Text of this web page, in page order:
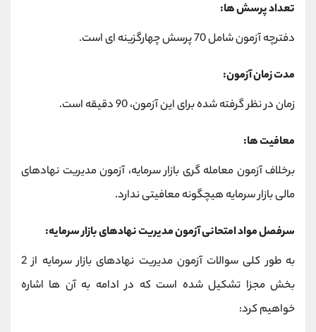
تعداد پرسش ها:
دفترچه آزمون شامل 70 پرسش چهارگزینه ای است.
مدت زمان آزمون:
زمان در نظر گرفته شده برای این آزمون، 90 دقیقه است.
معافیت ها:
برخلاف آزمون معامله گری بازار سرمایه، آزمون مدیریت نهادهای
مالی بازار سرمایه هیچگونه معافیتی ندارد.
سرفصل مواد امتحانی آزمون مدیریت نهادهای بازار سرمایه:
به طور کلی سوالات آزمون مدیریت نهادهای بازار سرمایه از 2
بخش مجزا تشکیل شده است که در ادامه به آن ها اشاره
خواهیم کرد: